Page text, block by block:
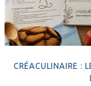
CRÉACULINAIRE :